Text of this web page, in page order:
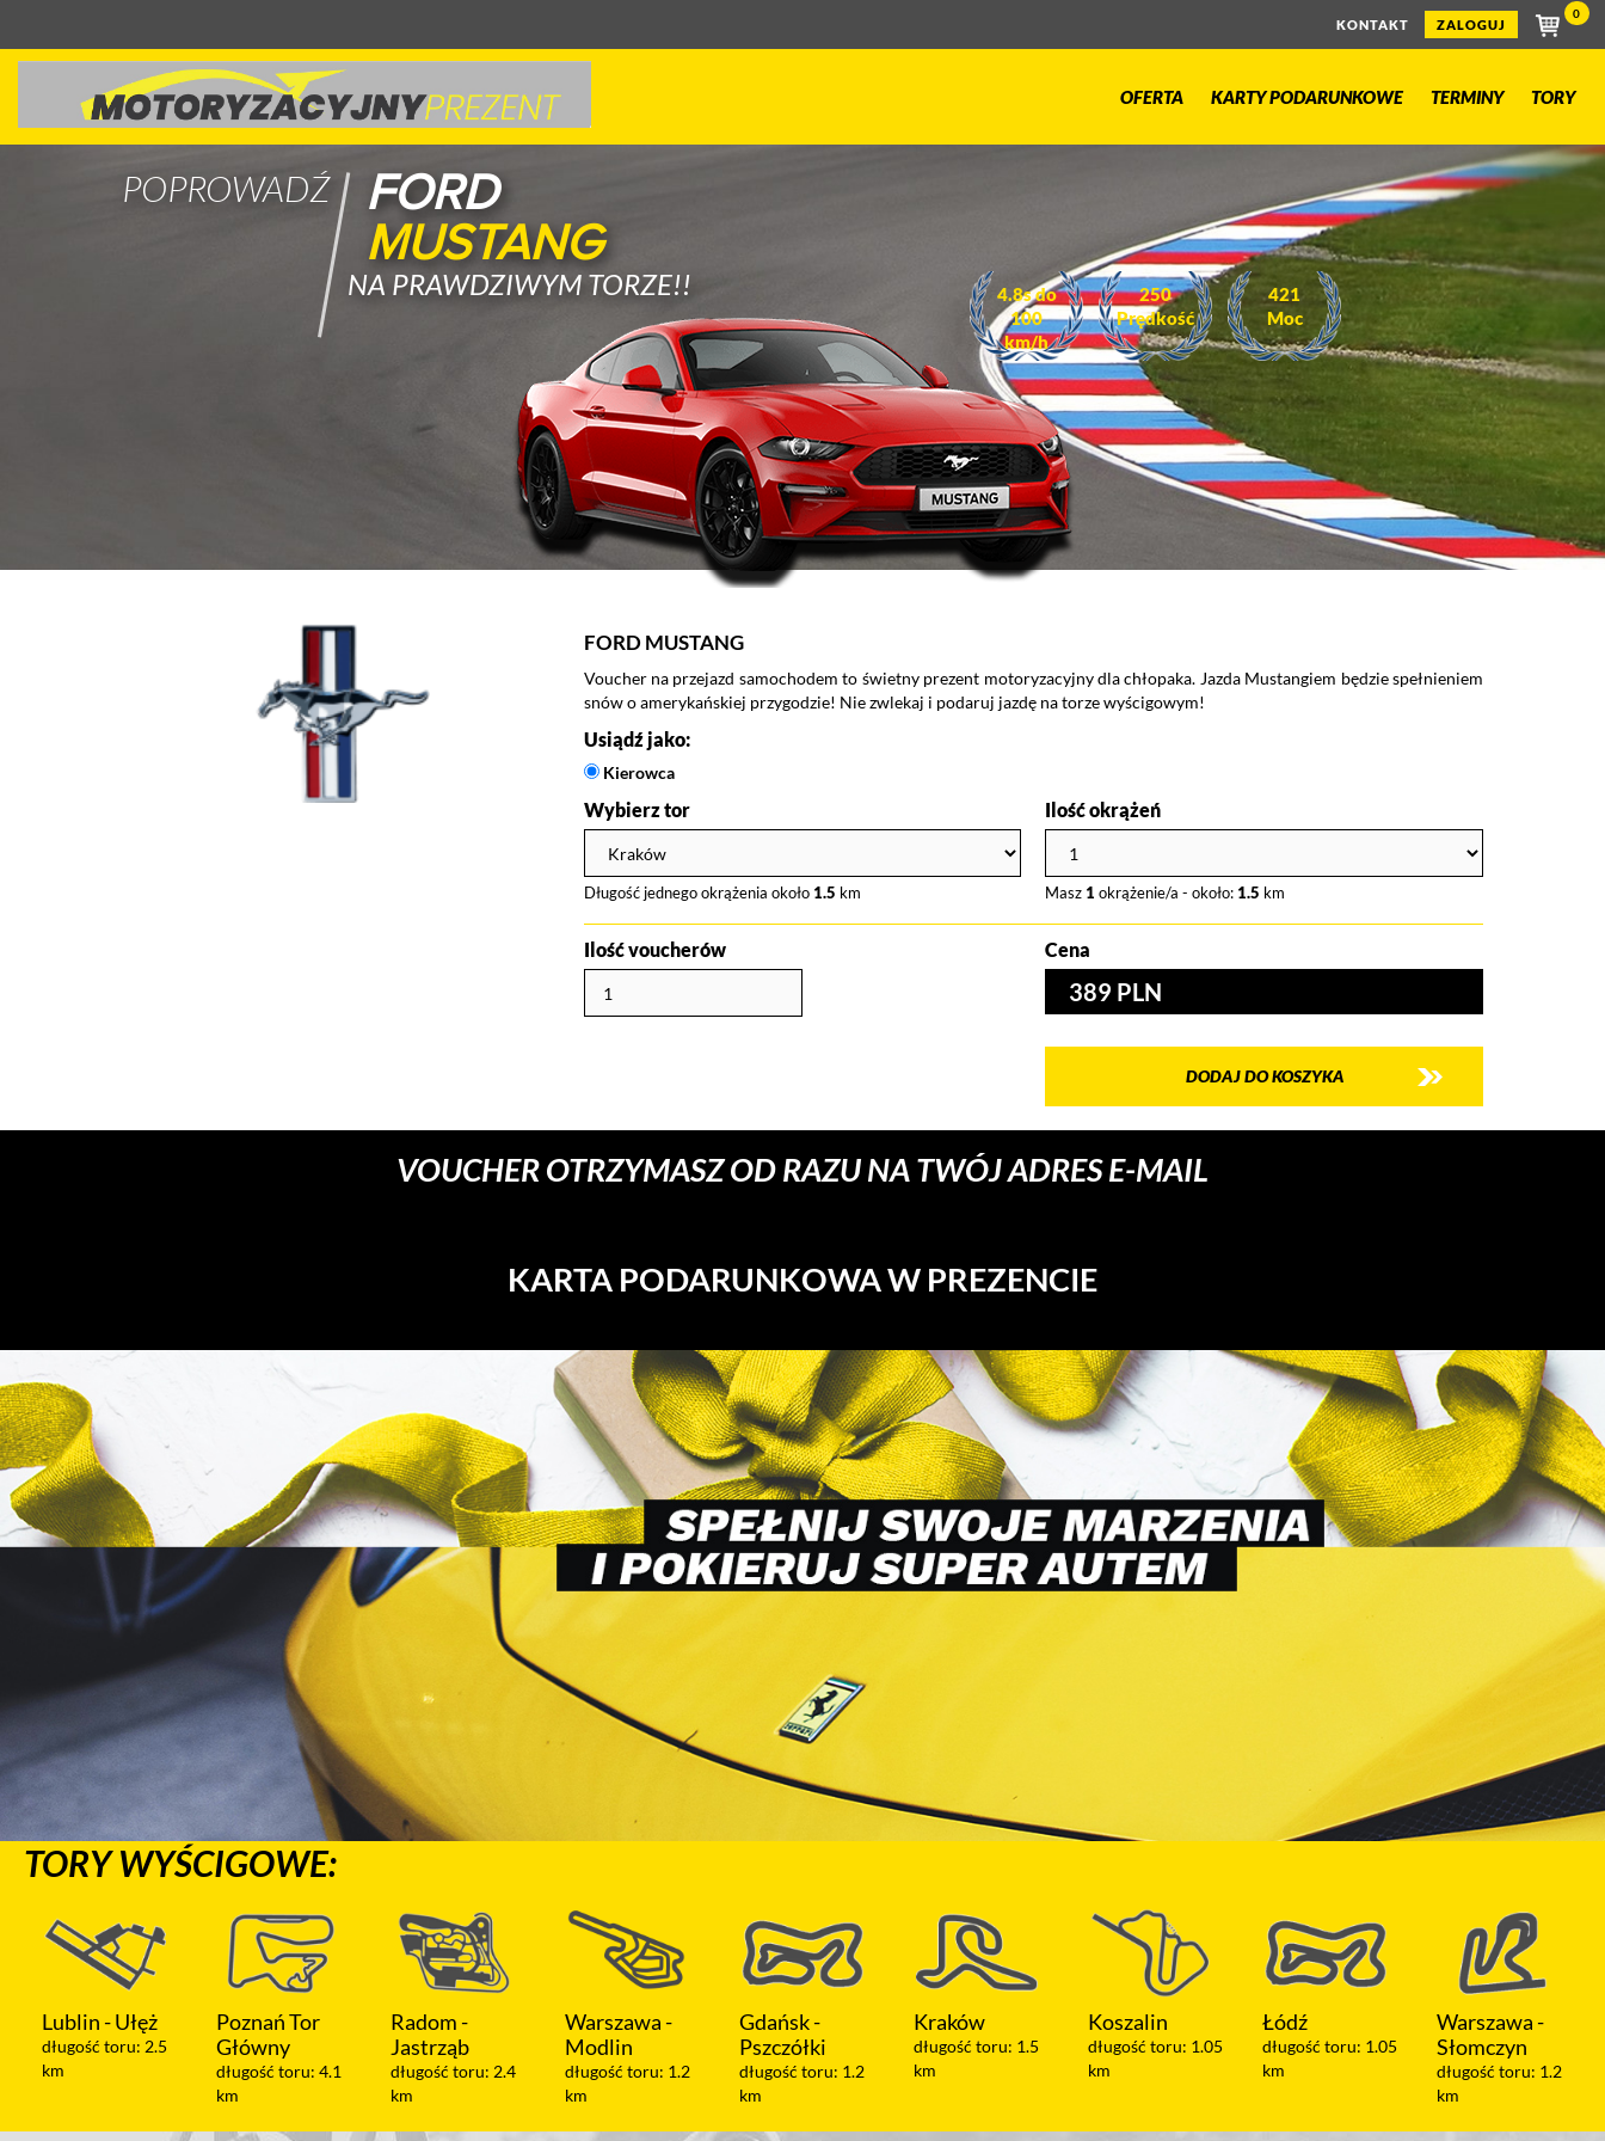
KONTAKT ZALOGUJ
0
OFERTA KARTY PODARUNKOWE TERMINY TORY
POPROWADŹ
FORD
MUSTANG
NA PRAWDZIWYM TORZE!!
4.8s do
100
km/h
250
Prędkość
421
Moc
FORD MUSTANG
Voucher na przejazd samochodem to świetny prezent motoryzacyjny dla chłopaka. Jazda Mustangiem będzie spełnieniem
snów o amerykańskiej przygodzie! Nie zwlekaj i podaruj jazdę na torze wyścigowym!
Usiądź jako:
Kierowca
Wybierz tor
Długość jednego okrążenia około 1.5 km
Ilość okrążeń
Masz 1 okrążenie/a - około: 1.5 km
Ilość voucherów Cena
389 PLN
DODAJ DO KOSZYKA
VOUCHER OTRZYMASZ OD RAZU NA TWÓJ ADRES E-MAIL
KARTA PODARUNKOWA W PREZENCIE
TORY WYŚCIGOWE:
Poznań Tor
Główny
długość toru: 4.1
Radom -
Jastrząb
długość toru: 2.4
km
Warszawa -
Modlin
długość toru: 1.2
km
Gdańsk -
Pszczółki
długość toru: 1.2
km
Kraków
długość toru: 1.5
km
Koszalin
długość toru: 1.05
km
Łódź
długość toru: 1.05
km
Warszawa -
Słomczyn
długość toru: 1.2
Olsztyn
długość toru: 2 km